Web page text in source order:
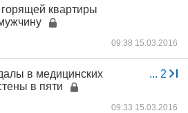
квартиры
09:38 15.03.2016
... 2
в медицинских
в пяти
09:33 15.03.2016